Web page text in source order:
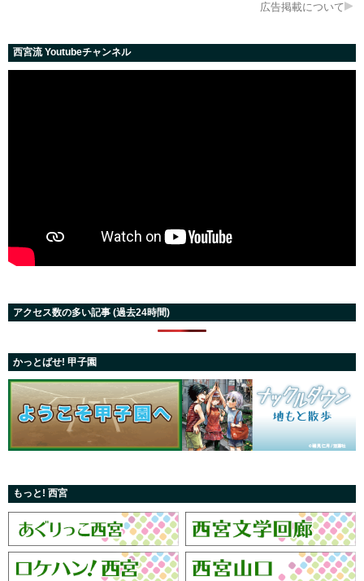
広告掲載について
西宮流 Youtubeチャンネル
アクセス数の多い記事 (過去24時間)
かっとばせ! 甲子園
もっと! 西宮